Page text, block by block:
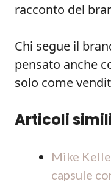
racconto del
Chi segue il
pensato anche
solo come
Articoli
Mike
capsule